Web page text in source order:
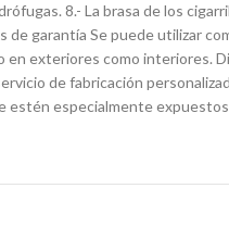
8.- La brasa de los
de garantía Se puede utilizar
en exteriores como interiores.
de fabricación
especialmente